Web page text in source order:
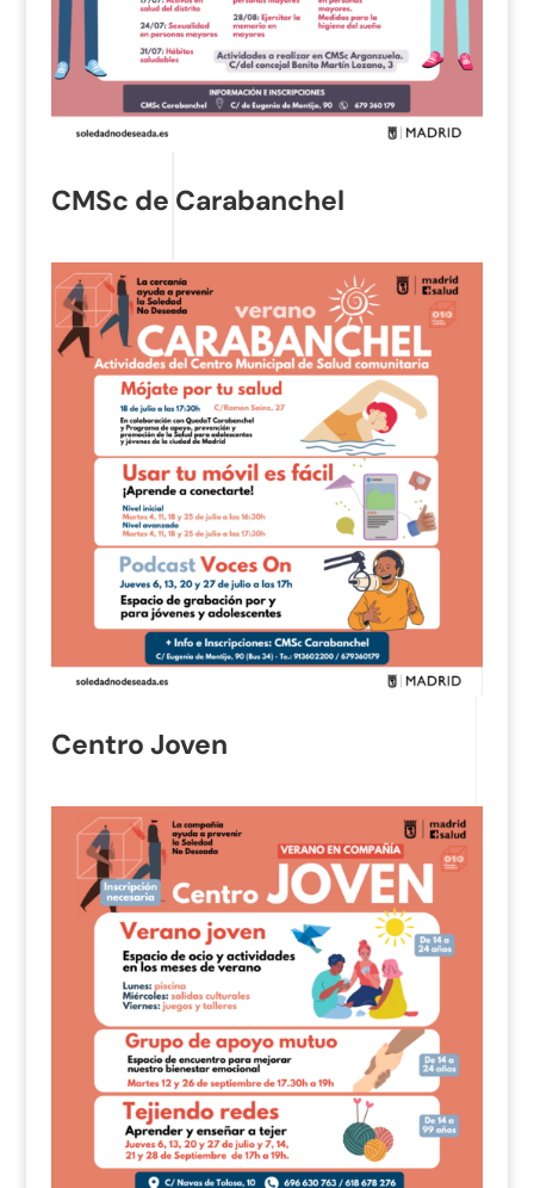
CMSc de Carabanchel
Centro Joven